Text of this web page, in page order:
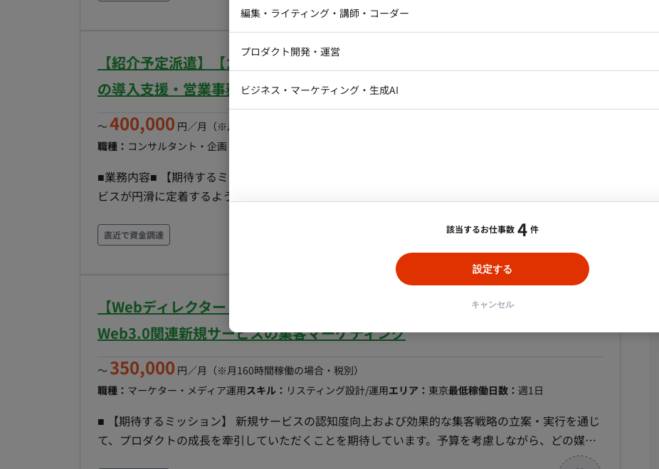
した顧客データ管理および運用支援 * Excel/スプレッドシート（VLOOKUP関数等）を用いた大量の
リスト突合・整理 ・獲得リードの分析および営業効率化のための示唆出し ・リードナーチャリン
グ（見込み客育成）の業務支援 ・ターゲット企業のリサーチおよびアプローチリスト作成 担当工
程：【保守運用】 --------------------------------------------- ■チーム体制 ・マーケティング担当：複数
名 ・リードジェネレーション担当：複数名 ・合計270名以上の組織規模（2025年9月時点） --------
------------------------------------- ■開発環境 ・プログラミング： ・FW：SalesForce, Pardot ※ご出
社できる方優遇
【紹介予定派遣】【カスタマサポート/週5日/常駐/本郷三丁目駅】法人顧客へ
の導入支援・営業事務案件
〜 400,000 円／月 （※月160時間稼働の場合・税別）
職種： コンサルタント・企画・セールス
■業務内容■ 【期待するミッション】 法人顧客への導入支援（オンボーディング）を通じて、サー
ビスが円滑に定着するようサポートしていただくことを期待しています。また、クライアントの課
く役割です。 ■ 【業務内容・担当工程】 法人顧客への導入オンボーディング、およびプロジェクト
タリング・改善提案】 稼働状況のモニタリングを行い、課題解決に向けたヒアリングや改善策の提
案。 ■条件面■ 雇用形態：正社員 契約期間：2か月程度は派遣契約、以後正社員登用予定 試用期
慶弔、特別休暇） リモートワーク：無 ※お子様の送り迎えなどご事情に合わせて所属長の判断に
より時短勤務やテレワーク、在宅勤務も可能です 転籍・出向：無 勤務地(雇入直後) 本社 勤務地
時は時給制) ■派遣期間時時給：1,500～2,000円程度 ■月額：23万円～40万円 ■年収：300万円～​​​​​​​​
500万円(年俸制) ※キャリア・スキル・希望を考慮の上決定 昇給：成果に応じて随時 賞与：無 加入
保険：各種社会保険完備 受動喫煙対策：あり 福利厚生・待遇： ・通勤手当（上限25,000円/月ま
直近で資金調達
【Webディレクター・集客マーケティング/週1〜2日程度/フルリモート】
Web3.0関連新規サービスの集客マーケティング
〜 350,000 円／月 （※月160時間稼働の場合・税別）
職種： マーケター・メディア運用スキル： リスティング設計/運用エリア： 東京最低稼働日数： 週1日
■ 【期待するミッション】 新規サービスの認知度向上および効果的な集客戦略の立案・実行を通じ
て、プロダクトの成長を牽引していただくことを期待しています。予算を考慮しながら、どの媒体
でどのような広告を打つべきかといったゼロイチの戦略立案から、運用・効果検証までを一貫して
インフラエンジニア
テストエンジニア・テクニカルサポート
AIエンジニア・機械学習エンジニア
Webデザイナー・UI/UXデザイナー
ラストレーター
編集・ライティング・講師・コーダー
プロダクト開発・運営
クトマネージャー
ビジネス・マーケティング・生成AI
該当するお仕事数 4 件
設定する
キャンセル